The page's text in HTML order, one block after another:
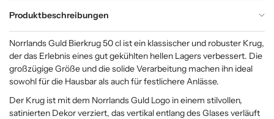
Produktbeschreibungen
Norrlands Guld Bierkrug 50 cl ist ein klassischer und robuster Krug,
der das Erlebnis eines gut gekühlten hellen Lagers verbessert. Die
großzügige Größe und die solide Verarbeitung machen ihn ideal
sowohl für die Hausbar als auch für festlichere Anlässe.
Der Krug ist mit dem Norrlands Guld Logo in einem stilvollen,
satinierten Dekor verziert, das vertikal entlang des Glases verläuft